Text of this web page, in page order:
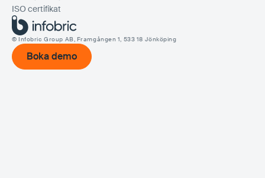
ISO certifikat
© Infobric Group AB, Framgången 1, 533 18 Jönköping
Boka demo
Boka demo